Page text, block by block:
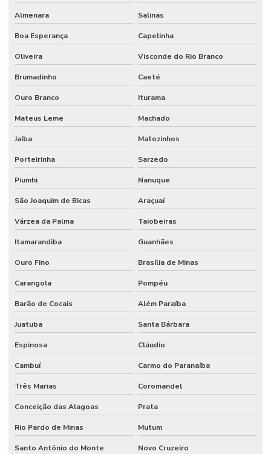
Almenara Salinas
Boa Esperança Capelinha
Oliveira Visconde do Rio Branco
Brumadinho Caeté
Ouro Branco Iturama
Mateus Leme Machado
Jaíba Matozinhos
Porteirinha Sarzedo
Piumhi Nanuque
São Joaquim de Bicas Araçuaí
Várzea da Palma Taiobeiras
Itamarandiba Guanhães
Ouro Fino Brasília de Minas
Carangola Pompéu
Barão de Cocais Além Paraíba
Juatuba Santa Bárbara
Espinosa Cláudio
Cambuí Carmo do Paranaíba
Três Marias Coromandel
Conceição das Alagoas Prata
Rio Pardo de Minas Mutum
Santo Antônio do Monte Novo Cruzeiro